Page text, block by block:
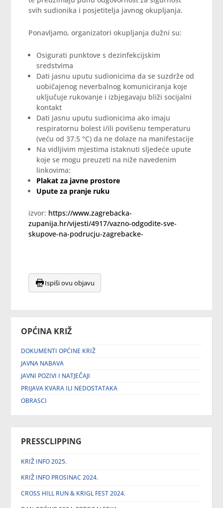
OPĆINA KRIŽ
DOKUMENTI OPĆINE KRIŽ
JAVNA NABAVA
JAVNI POZIVI I NATJEČAJI
PRIJAVA KVARA ILI NEDOSTATAKA
OBRASCI
PRESSCLIPPING
KRIŽ INFO 2025.
KRIŽ INFO PROSINAC 2024.
CROSS HILL RUN & KRIGL FEST 2024.
svih sudionika i posjetitelja javnog okupljanja.
Ponavljamo, organizatori okupljanja dužni su:
Osigurati punktove s dezinfekcijskim
sredstvima
Dati jasnu uputu sudionicima da se suzdrže od
uobičajenog neverbalnog komuniciranja koje
uključuje rukovanje i izbjegavaju bliži socijalni
kontakt
Dati jasnu uputu sudionicima ako imaju
respiratornu bolest i/ili povišenu temperaturu
(veću od 37.5 °C) da ne dolaze na manifestacije
Na vidljivim mjestima istaknuti sljedeće upute
koje se mogu preuzeti na niže navedenim
linkovima:
Plakat za javne prostore
Upute za pranje ruku
izvor: https://www.zagrebacka-
zupanija.hr/vijesti/4917/vazno-odgodite-sve-
skupove-na-podrucju-zagrebacke-
Ispiši ovu objavu